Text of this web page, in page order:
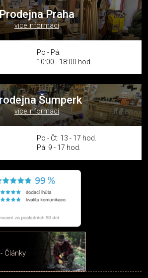
Praha
více informací
Po - Pá:
10:00 - 18:00 hod.
Šumperk
více informací
Po - Čt: 13 - 17 hod.
Pá: 9 - 17 hod.
Články